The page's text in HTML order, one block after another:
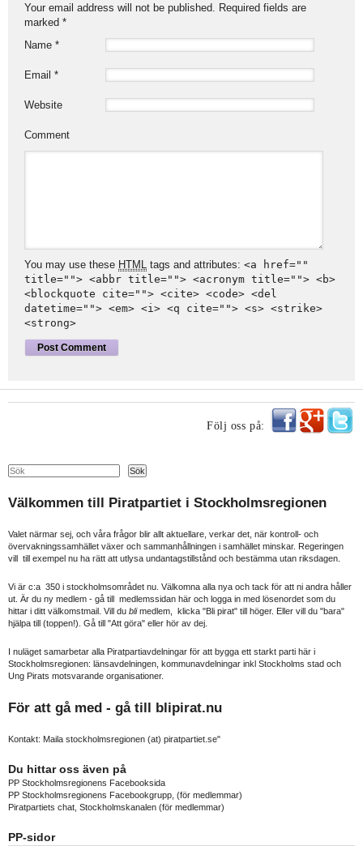
Your email address will not be published. Required fields are
marked *
Name *
Email *
Website
Comment
You may use these HTML tags and attributes: <a href=""
title=""> <abbr title=""> <acronym title=""> <b>
<blockquote cite=""> <cite> <code> <del
datetime=""> <em> <i> <q cite=""> <s> <strike>
<strong>
Följ oss på:
Search Sök
Välkommen till Piratpartiet i Stockholmsregionen
Valet närmar sej, och våra frågor blir allt aktuellare, verkar det, när kontroll- och
övervakningssamhället växer och sammanhållningen i samhället minskar. Regeringen
vill till exempel nu ha rätt att utlysa undantagstillstånd och bestämma utan riksdagen.
Vi är c:a 350 i stockholmsområdet nu. Välkomna alla nya och tack för att ni andra håller
ut. Är du ny medlem - gå till medlemssidan här och logga in med lösenordet som du
hittar i ditt välkomstmail. Vill du blimedlem, klicka "Bli pirat" till höger. Eller vill du "bara"
hjälpa till (toppen!). Gå till "Att göra" eller hör av dej.
I nuläget samarbetar alla Piratpartiavdelningar för att bygga ett starkt parti här i
Stockholmsregionen: länsavdelningen, kommunavdelningar inkl Stockholms stad och
Ung Pirats motsvarande organisationer.
För att gå med - gå till blipirat.nu
Kontakt: Maila stockholmsregionen (at) piratpartiet.se"
Du hittar oss även på
PP Stockholmsregionens Facebooksida
PP Stockholmsregionens Facebookgrupp , (för medlemmar)
Piratpartiets chat, Stockholmskanalen (för medlemmar)
PP-sidor